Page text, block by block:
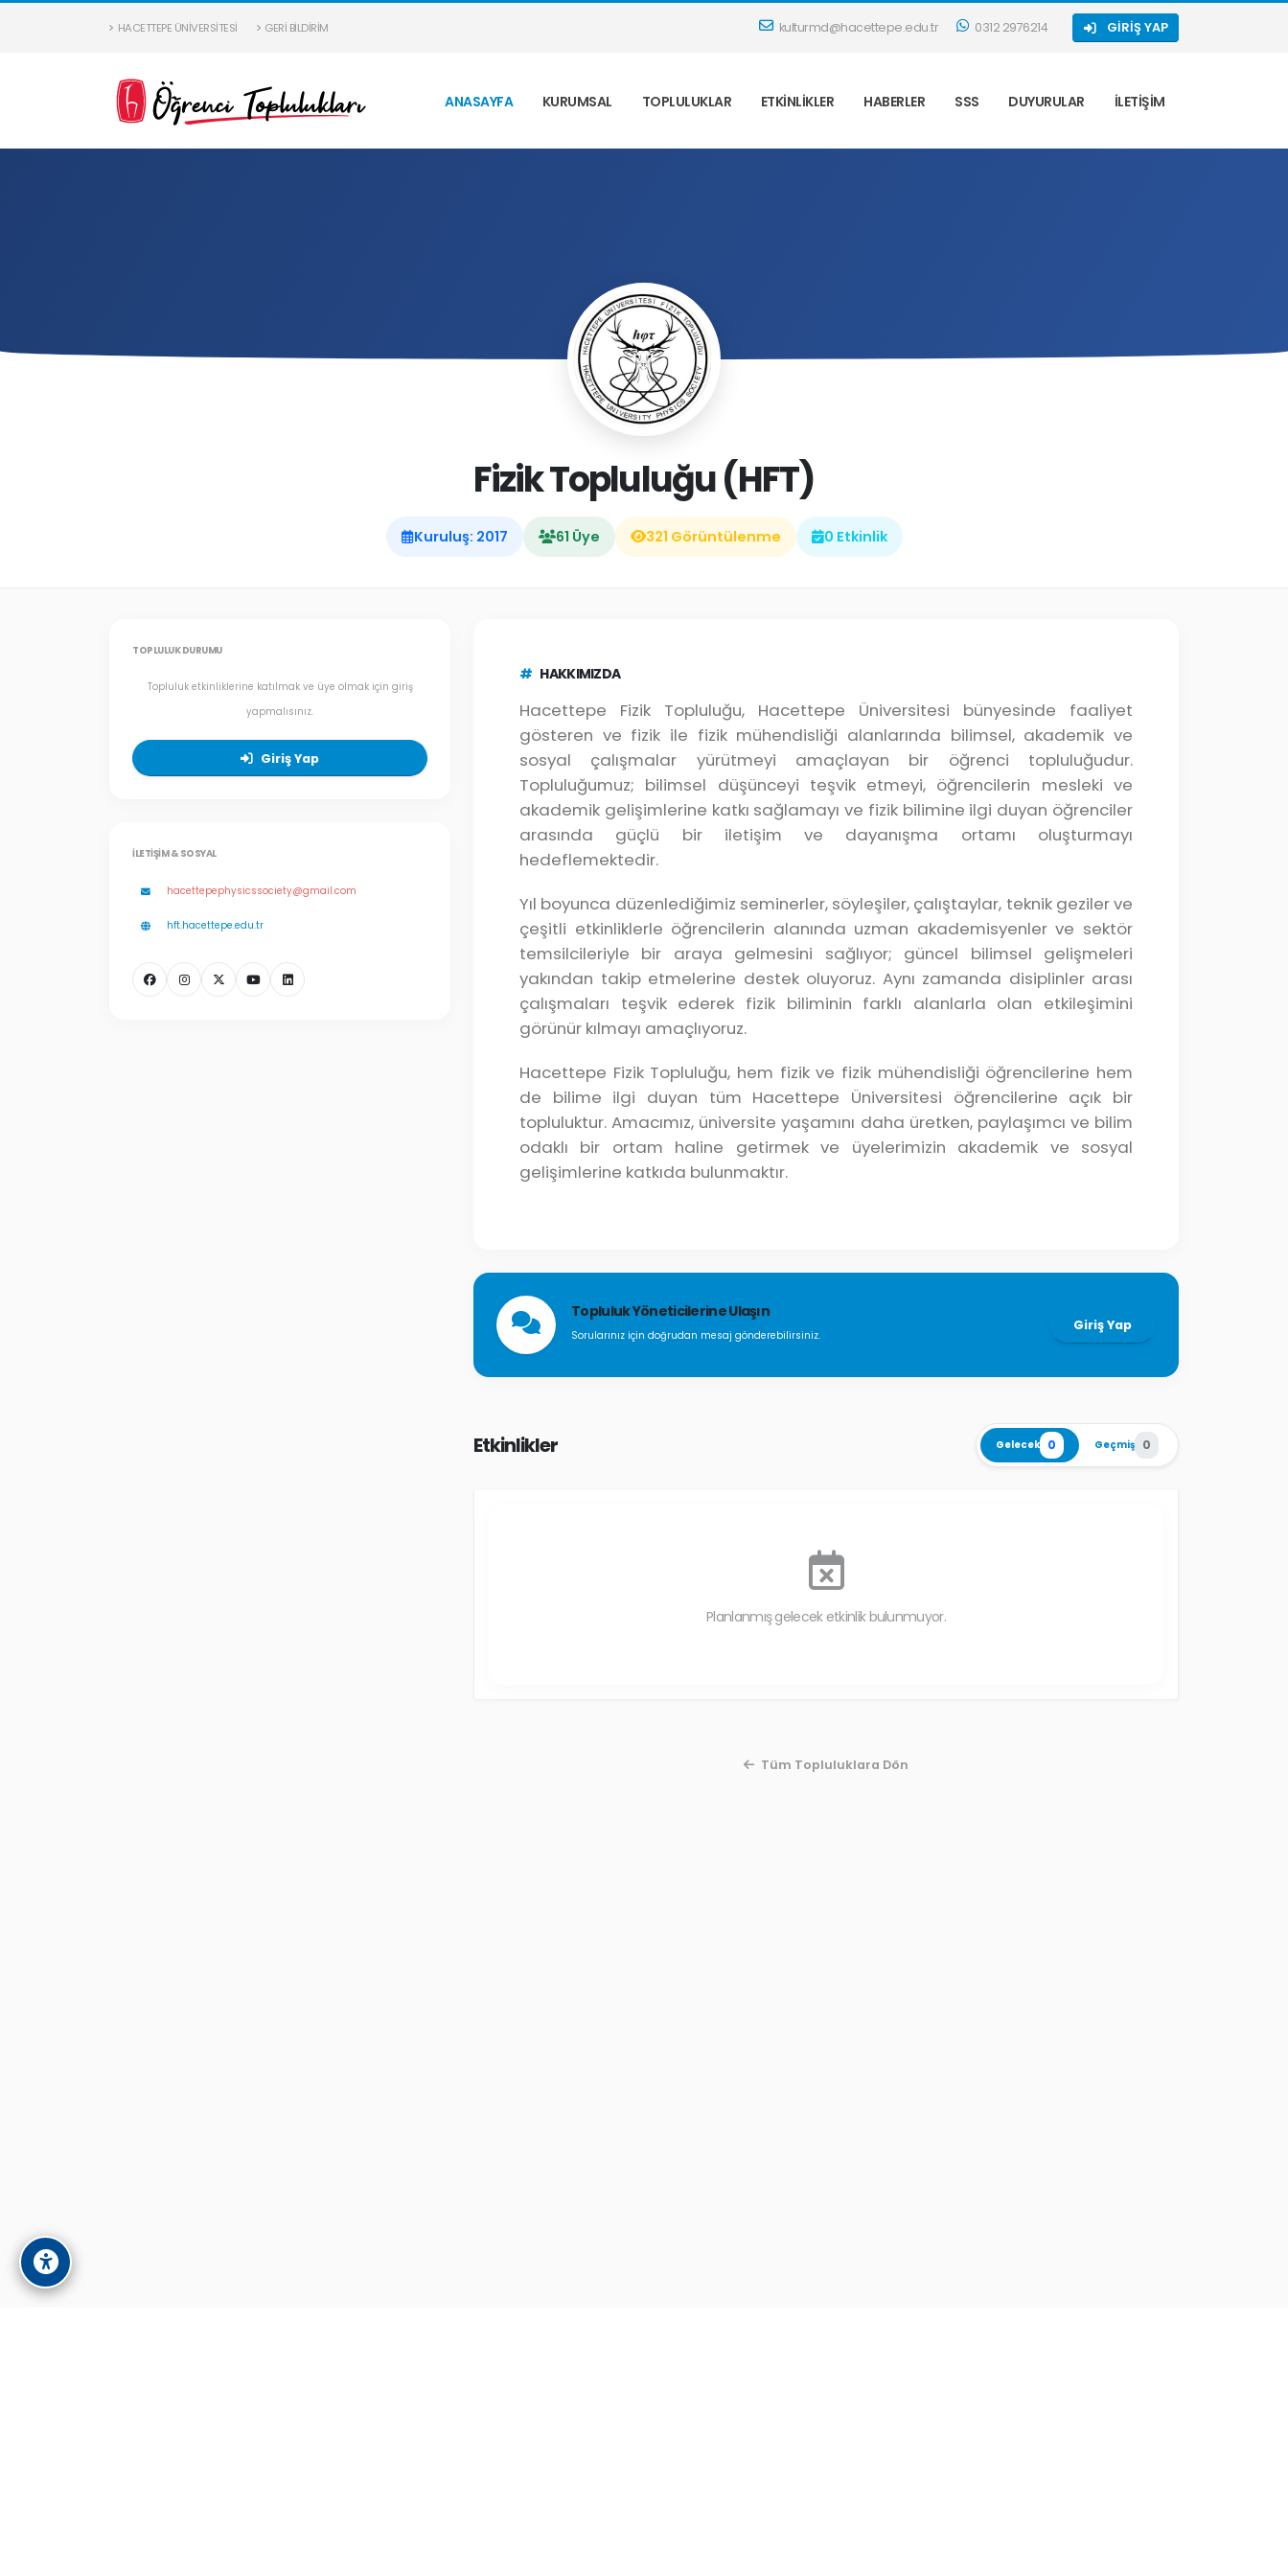
HACETTEPE ÜNIVERSITESI GERI BILDIRIM kulturmd@hacettepe.edu.tr 0312 2976214 GIRIŞ YAP
ANASAYFA KURUMSAL TOPLULUKLAR ETKINLIKLER HABERLER SSS DUYURULAR İLETIŞIM
Fizik Topluluğu (HFT)
Kuruluş: 2017 61 Üye 321 Görüntülenme 0 Etkinlik
TOPLULUK DURUMU
Topluluk etkinliklerine katılmak ve üye olmak için giriş
yapmalısınız.
Giriş Yap
İLETIŞIM & SOSYAL
hacettepephysicssociety@gmail.com
hft.hacettepe.edu.tr
# HAKKIMIZDA
Hacettepe Fizik Topluluğu, Hacettepe Üniversitesi bünyesinde faaliyet
gösteren ve fizik ile fizik mühendisliği alanlarında bilimsel, akademik ve
sosyal çalışmalar yürütmeyi amaçlayan bir öğrenci topluluğudur.
Topluluğumuz; bilimsel düşünceyi teşvik etmeyi, öğrencilerin mesleki ve
akademik gelişimlerine katkı sağlamayı ve fizik bilimine ilgi duyan öğrenciler
arasında güçlü bir iletişim ve dayanışma ortamı oluşturmayı
hedeflemektedir.
Yıl boyunca düzenlediğimiz seminerler, söyleşiler, çalıştaylar, teknik geziler ve
çeşitli etkinliklerle öğrencilerin alanında uzman akademisyenler ve sektör
temsilcileriyle bir araya gelmesini sağlıyor; güncel bilimsel gelişmeleri
yakından takip etmelerine destek oluyoruz. Aynı zamanda disiplinler arası
çalışmaları teşvik ederek fizik biliminin farklı alanlarla olan etkileşimini
görünür kılmayı amaçlıyoruz.
Hacettepe Fizik Topluluğu, hem fizik ve fizik mühendisliği öğrencilerine hem
de bilime ilgi duyan tüm Hacettepe Üniversitesi öğrencilerine açık bir
topluluktur. Amacımız, üniversite yaşamını daha üretken, paylaşımcı ve bilim
odaklı bir ortam haline getirmek ve üyelerimizin akademik ve sosyal
gelişimlerine katkıda bulunmaktır.
Topluluk Yöneticilerine Ulaşın
Sorularınız için doğrudan mesaj gönderebilirsiniz.
Giriş Yap
Etkinlikler Gelecek 0 Geçmiş 0
Planlanmış gelecek etkinlik bulunmuyor.
Tüm Topluluklara Dön